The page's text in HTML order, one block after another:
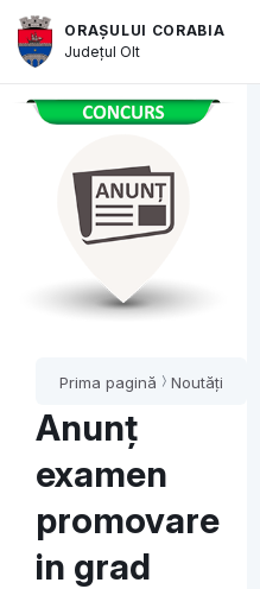
ORAȘULUI CORABIA
JudețulOlt
Prima pagină Noutăți
Anunț
examen
promovare
in grad